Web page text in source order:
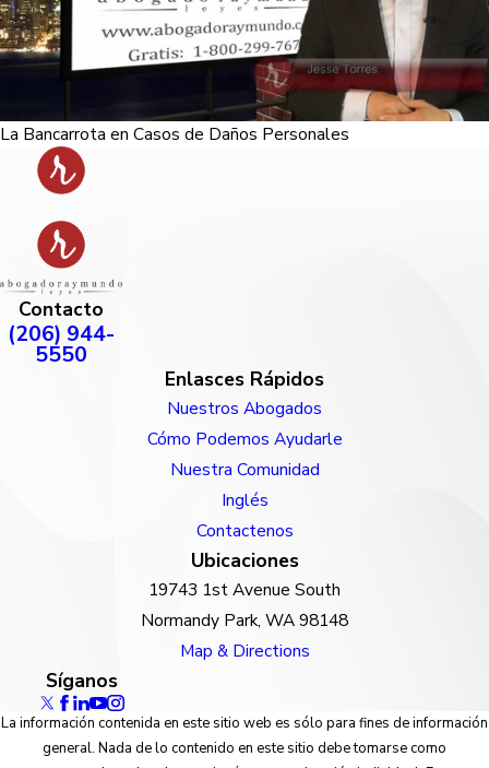
La Bancarrota en Casos de Daños Personales
Contacto
(206) 944-
5550
Enlasces Rápidos
Nuestros Abogados
Cómo Podemos Ayudarle
Nuestra Comunidad
Inglés
Contactenos
Ubicaciones
19743 1st Avenue South
Normandy Park, WA 98148
Map & Directions
Síganos
La información contenida en este sitio web es sólo para fines de información
general. Nada de lo contenido en este sitio debe tomarse como